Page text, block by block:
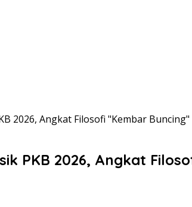
2026, Angkat Filosofi "Kembar Buncing"
PKB 2026, Angkat